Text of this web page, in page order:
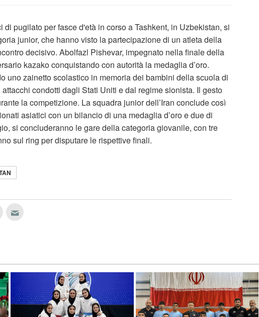
di pugilato per fasce d'età in corso a Tashkent, in Uzbekistan, si
junior, che hanno visto la partecipazione di un atleta della
decisivo. Abolfazl Pishevar, impegnato nella finale della
kazako conquistando con autorità la medaglia d’oro.
uno zainetto scolastico in memoria dei bambini della scuola di
condotti dagli Stati Uniti e dal regime sionista. Il gesto
la competizione. La squadra junior dell’Iran conclude così
asiatici con un bilancio di una medaglia d’oro e due di
si concluderanno le gare della categoria giovanile, con tre
sul ring per disputare le rispettive finali.